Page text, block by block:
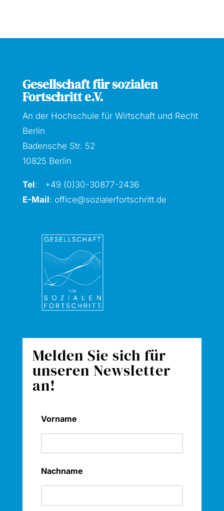
Gesellschaft für sozialen
Fortschritt e.V.
An der Hochschule für Wirtschaft und Recht
Berlin
Badensche Str. 52
10825 Berlin
Tel: +49 (0)30-30877-2436
E-Mail: office@sozialerfortschritt.de
Melden Sie sich für
unseren Newsletter
an!
Vorname
Nachname